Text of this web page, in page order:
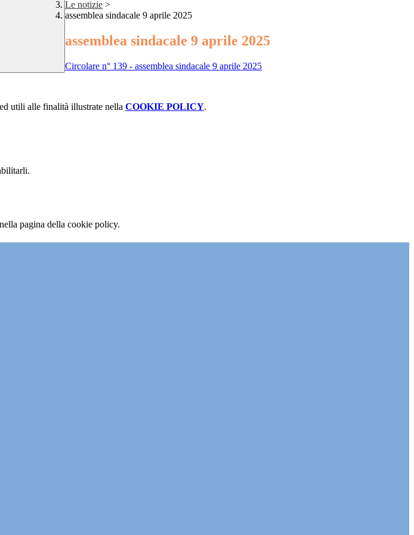
Le notizie >
assemblea sindacale 9 aprile 2025
assemblea sindacale 9 aprile 2025
Circolare n° 139 - assemblea sindacale 9 aprile 2025
utili alle finalità illustrate nella COOKIE POLICY.
pagina della cookie policy.